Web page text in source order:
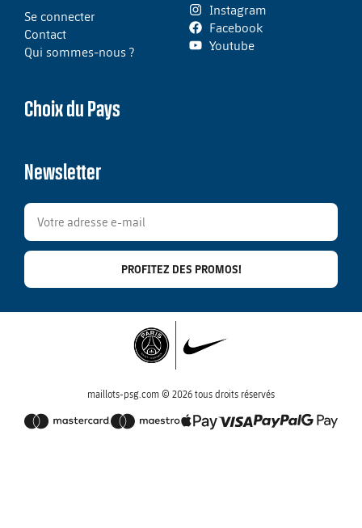
Se connecter
Contact
Qui sommes-nous ?
Instagram
Facebook
Youtube
Choix du Pays
Newsletter
PROFITEZ DES PROMOS!
maillots-psg.com © 2026 tous droits réservés